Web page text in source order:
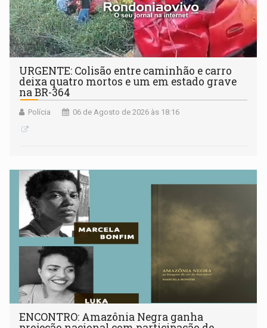
URGENTE: Colisão entre caminhão e carro
deixa quatro mortos e um em estado grave
na BR-364
Polícia 06 de Agosto de 2026 às 18:16
ENCONTRO: Amazônia Negra ganha